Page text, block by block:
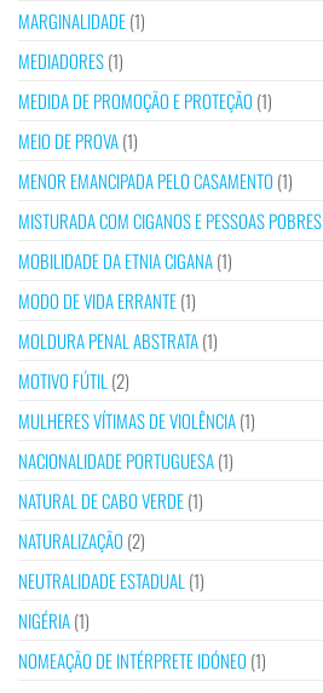
MARGINALIDADE(1)
MEDIADORES(1)
MEDIDA DE PROMOÇÃO E PROTEÇÃO (1)
MEIO DE PROVA(1)
MENOR EMANCIPADA PELO CASAMENTO (1)
MISTURADA COM CIGANOS E PESSOAS POBRES
MOBILIDADE DA ETNIA CIGANA(1)
MODO DE VIDA ERRANTE(1)
MOLDURA PENAL ABSTRATA(1)
MOTIVO FÚTIL (2)
MULHERES VÍTIMAS DE VIOLÊNCIA(1)
NACIONALIDADE PORTUGUESA(1)
NATURAL DE CABO VERDE(1)
NATURALIZAÇÃO (2)
NEUTRALIDADE ESTADUAL (1)
NIGÉRIA(1)
NOMEAÇÃO DE INTÉRPRETE IDÓNEO (1)